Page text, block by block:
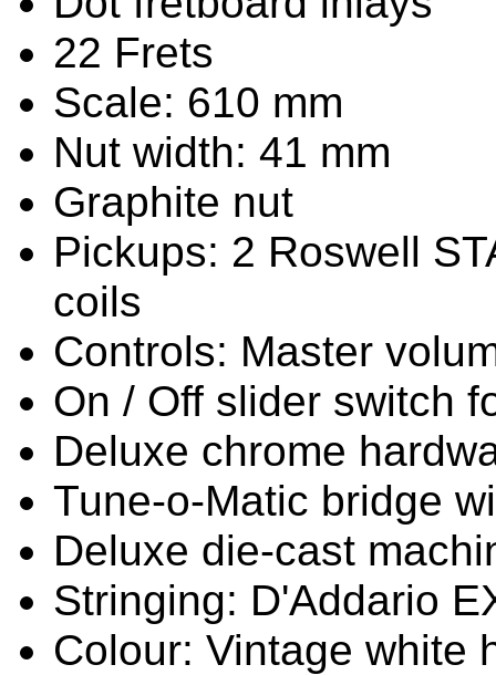
22 Frets
Scale: 610 mm
Nut width: 41 mm
Graphite nut
Pickups: 2 Roswell
coils
Controls: Master
On / Off slider switch
Deluxe chrome
Tune-o-Matic bridge
Deluxe die-cast
Stringing: D'Addario
Colour: Vintage white